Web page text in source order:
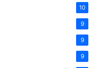
10
9
9
9